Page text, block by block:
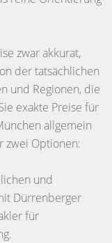
zwar akkurat,
der tatsächlichen
und Regionen, die
exakte Preise für
allgemein
zwei Optionen:
und
Dürrenberger
für